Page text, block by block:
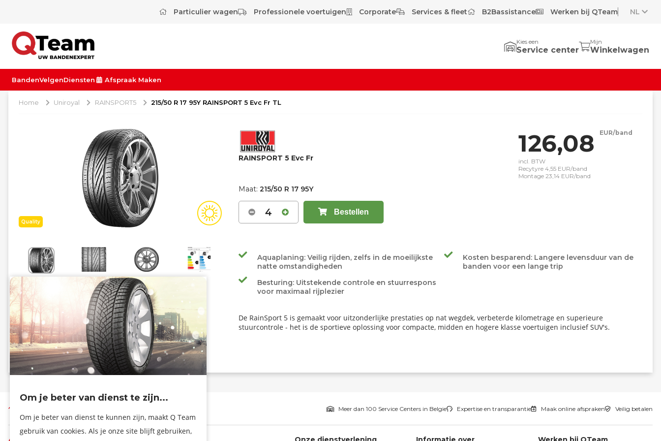
Om je beter van dienst te zijn...
Om je beter van dienst te kunnen zijn, maakt Q Team
gebruik van cookies. Als je onze site blijft gebruiken,
Particulier wagen Professionele voertuigen Corporate Services & fleet B2Bassistance Werken bij QTeam NL
Kies een
Service center
Mijn
Winkelwagen
BandenVelgenDiensten Afspraak Maken
Home Uniroyal RAINSPORT5 215/50 R 17 95Y RAINSPORT 5 Evc Fr TL
Quality
C Energiezuinig A
B - 72 dB
Info eprel
RAINSPORT 5 Evc Fr
126,08 EUR/band
incl. BTW
Recytyre 4,55 EUR/band
Montage 23,14 EUR/band
Maat:215/50 R 17 95Y
4 Bestellen
Aquaplaning: Veilig rijden, zelfs in de moeilijkste
natte omstandigheden
Kosten besparend: Langere levensduur van de
banden voor een lange trip
Besturing: Uitstekende controle en stuurrespons
voor maximaal rijplezier
De RainSport 5 is gemaakt voor uitzonderlijke prestaties op nat wegdek, verbeterde kilometrage en superieure
stuurcontrole - het is de sportieve oplossing voor compacte, midden en hogere klasse voertuigen inclusief SUV's.
Meer dan 100 Service Centers in Belgie Expertise en transparantie Maak online afspraken Veilig betalen